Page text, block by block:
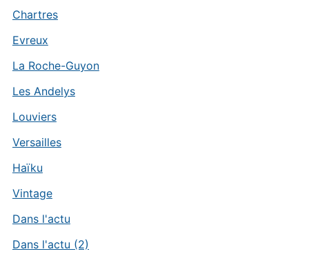
Chartres
Evreux
La Roche-Guyon
Les Andelys
Louviers
Versailles
Haïku
Vintage
Dans l'actu
Dans l'actu (2)